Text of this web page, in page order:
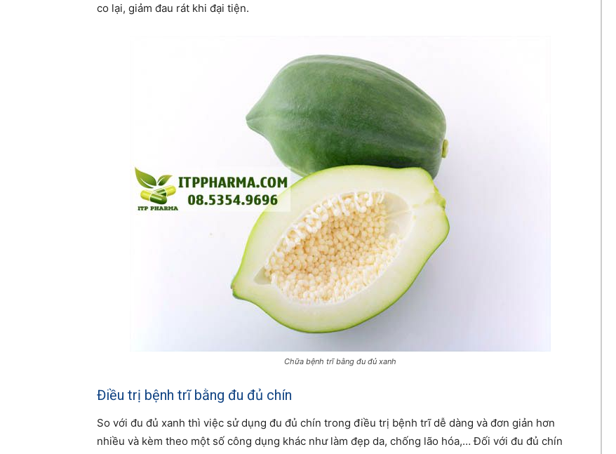
co lại, giảm đau rát khi đại tiện.
Chữa bệnh trĩ bằng đu đủ xanh
Điều trị bệnh trĩ bằng đu đủ chín
So với đu đủ xanh thì việc sử dụng đu đủ chín trong điều trị bệnh trĩ dễ dàng và đơn giản hơn
nhiều và kèm theo một số công dụng khác như làm đẹp da, chống lão hóa,… Đối với đu đủ chín